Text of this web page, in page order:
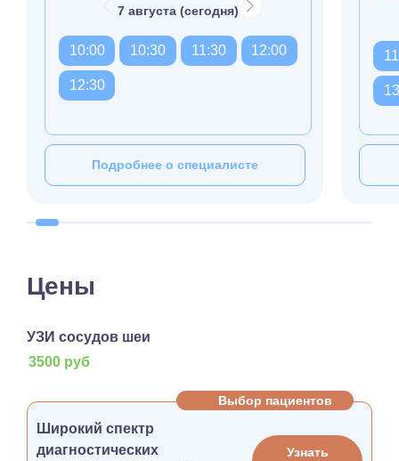
7 августа (сегодня)
10:00 10:30 11:30 12:00
12:30
Подробнее о специалисте
Цены
УЗИ сосудов шеи
3500 руб
Выбор пациентов
Широкий спектр
диагностических
Узнать